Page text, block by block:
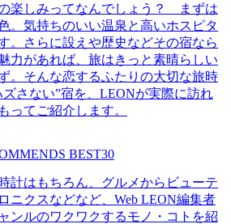
楽しみってなんでしょう？ まずは
。気持ちのいい温泉と高いホスピタ
。さらに設えや歴史などその宿なら
力があれば、旅はきっと素晴らしい
。そんな恋するふたりの大切な旅時
ズさない”宿を、LEONが実際に訪れ
ってご紹介します。
BEST30
計はもちろん、グルメからビューテ
ニクスなどなど、Web LEON編集者
ンルのワクワクするモノ・コトを紹